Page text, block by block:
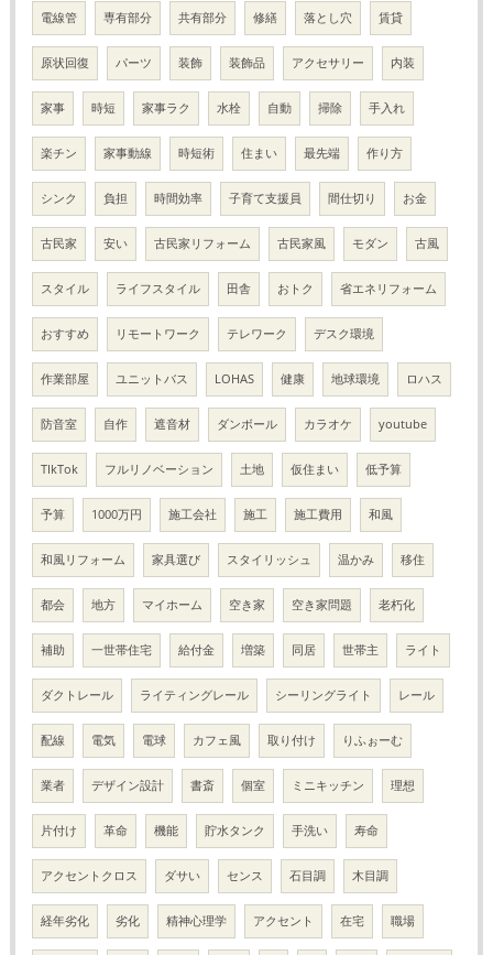
電線管 専有部分 共有部分 修繕 落とし穴 賃貸
原状回復 パーツ 装飾 装飾品 アクセサリー 内装
家事 時短 家事ラク 水栓 自動 掃除 手入れ
楽チン 家事動線 時短術 住まい 最先端 作り方
シンク 負担 時間効率 子育て支援員 間仕切り お金
古民家 安い 古民家リフォーム 古民家風 モダン 古風
スタイル ライフスタイル 田舎 おトク 省エネリフォーム
おすすめ リモートワーク テレワーク デスク環境
作業部屋 ユニットバス LOHAS 健康 地球環境 ロハス
防音室 自作 遮音材 ダンボール カラオケ youtube
TIkTok フルリノベーション 土地 仮住まい 低予算
予算 1000万円 施工会社 施工 施工費用 和風
和風リフォーム 家具選び スタイリッシュ 温かみ 移住
都会 地方 マイホーム 空き家 空き家問題 老朽化
補助 一世帯住宅 給付金 増築 同居 世帯主 ライト
ダクトレール ライティングレール シーリングライト レール
配線 電気 電球 カフェ風 取り付け りふぉーむ
業者 デザイン設計 書斎 個室 ミニキッチン 理想
片付け 革命 機能 貯水タンク 手洗い 寿命
アクセントクロス ダサい センス 石目調 木目調
経年劣化 劣化 精神心理学 アクセント 在宅 職場